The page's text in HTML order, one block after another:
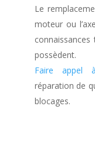
Le
moteur ou
possèdent.
Faire appel
réparation de
blocages.